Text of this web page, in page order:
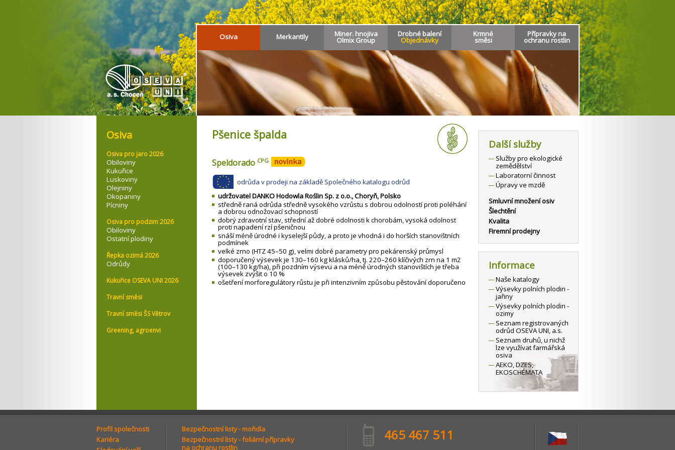
Osiva Merkantily Miner. hnojiva
Olmix Group
Drobné balení
Objednávky
Krmné
směsi
Přípravky na
ochranu rostlin
Osiva
Osiva pro jaro 2026
Obiloviny
Kukuřice
Luskoviny
Olejniny
Okopaniny
Pícniny
Osiva pro podzim 2026
Obiloviny
Ostatní plodiny
Řepka ozimá 2026
Odrůdy
Kukuřice OSEVA UNI 2026
Travní směsi
Travní směsi ŠS Větrov
Greening, agroenvi
Další služby
Služby pro ekologické
zemědělství
Laboratorní činnost
Úpravy ve mzdě
Smluvní množení osiv
Šlechtění
Kvalita
Firemní prodejny
Informace
Naše katalogy
Výsevky polních plodin -
jařiny
Výsevky polních plodin -
ozimy
Seznam registrovaných
odrůd OSEVA UNI, a.s.
Seznam druhů, u nichž
lze využívat farmářská
osiva
AEKO, DZES,
EKOSCHÉMATA
Pšenice špalda
Speldorado CPG
odrůda v prodeji na základě Společného katalogu odrůd
udržovatel DANKO Hodowla Roślin Sp. z o.o., Choryň, Polsko
středně raná odrůda středně vysokého vzrůstu s dobrou odolností proti poléhání
a dobrou odnožovací schopností
dobrý zdravotní stav, střední až dobré odolnosti k chorobám, vysoká odolnost
proti napadení rzí pšeničnou
snáší méně úrodné i kyselejší půdy, a proto je vhodná i do horších stanovištních
podmínek
velké zrno (HTZ 45–50 g), velmi dobré parametry pro pekárenský průmysl
doporučený výsevek je 130–160 kg klásků/ha, tj. 220–260 klíčivých zrn na 1 m2
(100–130 kg/ha), při pozdním výsevu a na méně úrodných stanovištích je třeba
výsevek zvýšit o 10 %
ošetření morforegulátory růstu je při intenzivním způsobu pěstování doporučeno
Profil společnosti
Kariéra
Bezpečnostní listy - mořidla
Bezpečnostní listy - foliární přípravky
na ochranu rostlin
465 467 511